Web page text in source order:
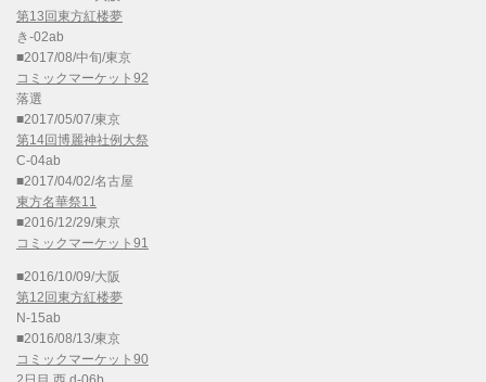
第13回東方紅楼夢
き-02ab
■2017/08/中旬/東京
コミックマーケット92
落選
■2017/05/07/東京
第14回博麗神社例大祭
C-04ab
■2017/04/02/名古屋
東方名華祭11
■2016/12/29/東京
コミックマーケット91
■2016/10/09/大阪
第12回東方紅楼夢
N-15ab
■2016/08/13/東京
コミックマーケット90